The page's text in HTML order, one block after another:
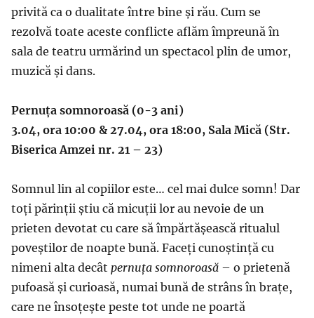
privită ca o dualitate între bine și rău. Cum se
rezolvă toate aceste conflicte aflăm împreună în
sala de teatru urmărind un spectacol plin de umor,
muzică și dans.
Pernuța somnoroasă (0-3 ani)
3.04, ora 10:00 & 27.04, ora 18:00, Sala Mică (Str.
Biserica Amzei nr. 21 – 23)
Somnul lin al copiilor este… cel mai dulce somn! Dar
toți părinții știu că micuții lor au nevoie de un
prieten devotat cu care să împărtășească ritualul
poveștilor de noapte bună. Faceți cunoștință cu
nimeni alta decât pernuța somnoroasă – o prietenă
pufoasă și curioasă, numai bună de strâns în brațe,
care ne însoțește peste tot unde ne poartă